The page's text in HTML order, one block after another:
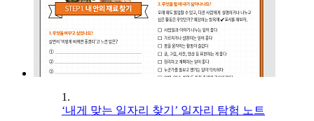
1.
‘내게 맞는 일자리 찾기’ 일자리 탐험 노트